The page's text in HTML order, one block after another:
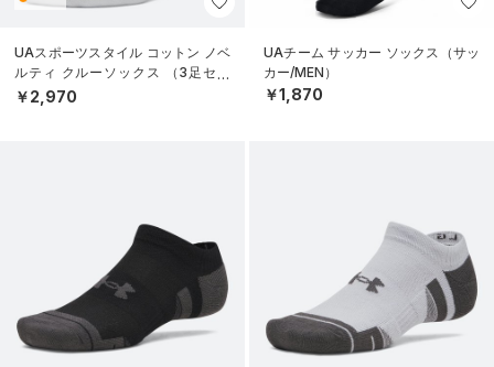
UAスポーツスタイル コットン ノベ
ルティ クルーソックス （3足セッ
ト）（トレーニング/UNISEX）
￥2,970
UAチーム サッカー ソックス（サッ
カー/MEN）
￥1,870